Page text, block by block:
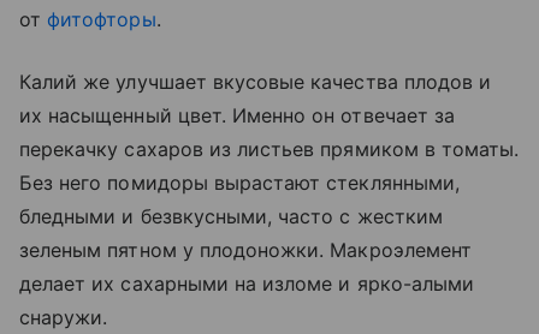
от фитофторы.
Калий же улучшает вкусовые качества плодов и
их насыщенный цвет. Именно он отвечает за
перекачку сахаров из листьев прямиком в томаты.
Без него помидоры вырастают стеклянными,
бледными и безвкусными, часто с жестким
зеленым пятном у плодоножки. Макроэлемент
делает их сахарными на изломе и ярко-алыми
снаружи.